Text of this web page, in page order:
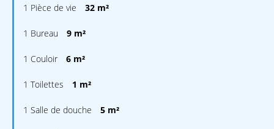
1 Pièce de vie 32 m²
1 Bureau 9 m²
1 Couloir 6 m²
1 Toilettes 1 m²
1 Salle de douche 5 m²